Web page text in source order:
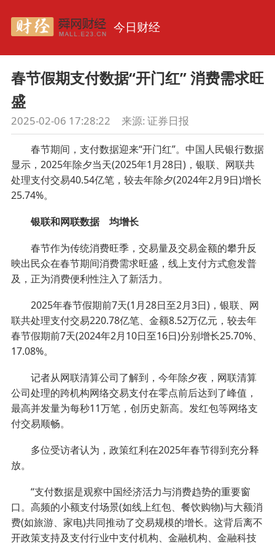
今日财经
春节假期支付数据“开门红” 消费需求旺
盛
2025-02-06 17:28:22 来源: 证券日报
春节期间，支付数据迎来“开门红”。中国人民银行数据
显示，2025年除夕当天(2025年1月28日)，银联、网联共
处理支付交易40.54亿笔，较去年除夕(2024年2月9日)增长
25.74%。
银联和网联数据 均增长
春节作为传统消费旺季，交易量及交易金额的攀升反
映出民众在春节期间消费需求旺盛，线上支付方式愈发普
及，正为消费便利性注入了新活力。
2025年春节假期前7天(1月28日至2月3日)，银联、网
联共处理支付交易220.78亿笔、金额8.52万亿元，较去年
春节假期前7天(2024年2月10日至16日)分别增长25.70%、
17.08%。
记者从网联清算公司了解到，今年除夕夜，网联清算
公司处理的跨机构网络交易支付在零点前后达到了峰值，
最高并发量为每秒11万笔，创历史新高。发红包等网络支
付交易顺畅。
多位受访者认为，政策红利在2025年春节得到充分释
放。
“支付数据是观察中国经济活力与消费趋势的重要窗
口。高频的小额支付场景(如线上红包、餐饮购物)与大额消
费(如旅游、家电)共同推动了交易规模的增长。这背后离不
开政策支持及支付行业中支付机构、金融机构、金融科技